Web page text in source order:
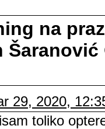
na
Šaranović
29, 2020,
toliko